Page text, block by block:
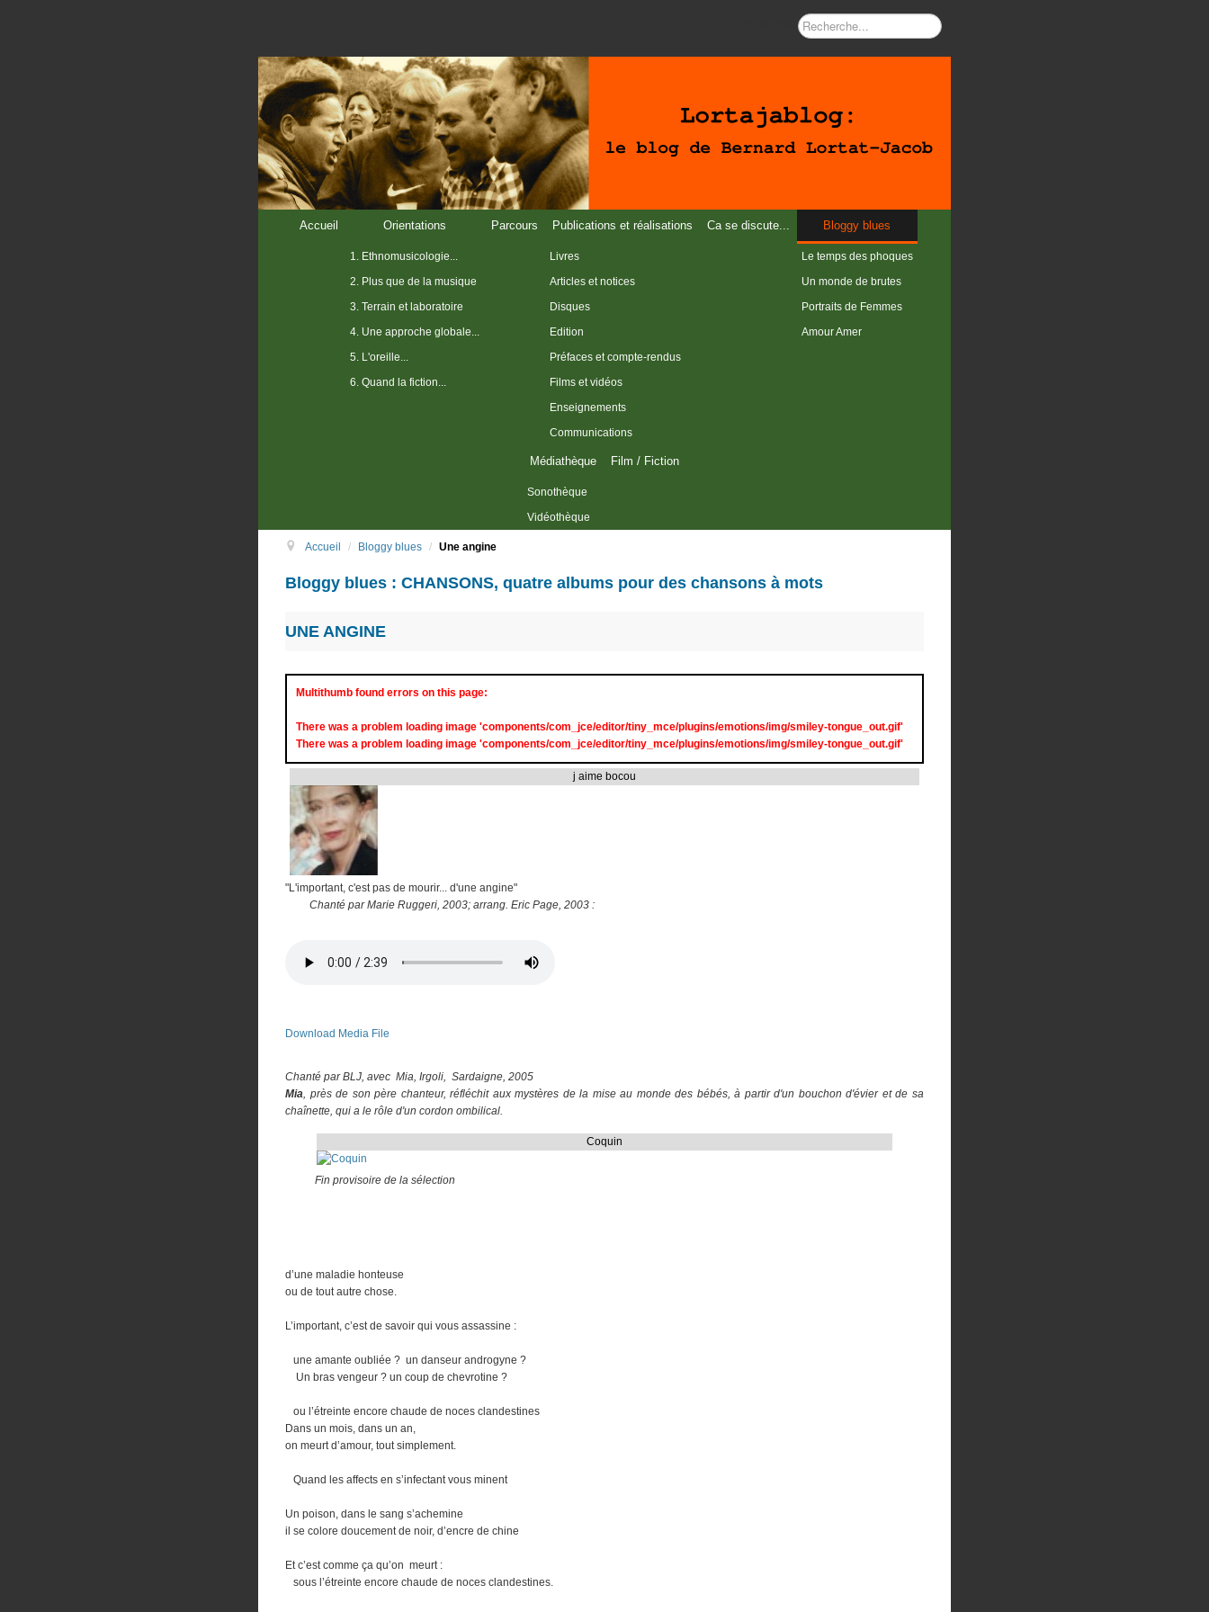
Accueil Orientations
1. Ethnomusicologie...
2. Plus que de la musique
3. Terrain et laboratoire
4. Une approche globale...
5. L'oreille...
6. Quand la fiction...
Parcours Publications et réalisations
Livres
Articles et notices
Disques
Edition
Préfaces et compte-rendus
Films et vidéos
Enseignements
Communications
Ca se discute... Bloggy blues
Le temps des phoques
Un monde de brutes
Portraits de Femmes
Amour Amer
Médiathèque
Sonothèque
Vidéothèque
Film / Fiction
Accueil / Bloggy blues / Une angine
Bloggy blues : CHANSONS, quatre albums pour des chansons à mots
UNE ANGINE
Multithumb found errors on this page:
There was a problem loading image 'components/com_jce/editor/tiny_mce/plugins/emotions/img/smiley-tongue_out.gif'
There was a problem loading image 'components/com_jce/editor/tiny_mce/plugins/emotions/img/smiley-tongue_out.gif'
j aime bocou
"L'important, c'est pas de mourir... d'une angine"
Chanté par Marie Ruggeri, 2003; arrang. Eric Page, 2003 :
Download Media File
Chanté par BLJ, avec Mia, Irgoli, Sardaigne, 2005
Mia, près de son père chanteur, réfléchit aux mystères de la mise au monde des bébés, à partir d'un bouchon d'évier et de sa
chaînette, qui a le rôle d'un cordon ombilical.
Coquin
Fin provisoire de la sélection
d’une maladie honteuse
ou de tout autre chose.
L’important, c’est de savoir qui vous assassine :
une amante oubliée ? un danseur androgyne ?
Un bras vengeur ? un coup de chevrotine ?
ou l’étreinte encore chaude de noces clandestines
Dans un mois, dans un an,
on meurt d’amour, tout simplement.
Quand les affects en s’infectant vous minent
Un poison, dans le sang s’achemine
il se colore doucement de noir, d’encre de chine
Et c’est comme ça qu’on meurt :
sous l’étreinte encore chaude de noces clandestines.